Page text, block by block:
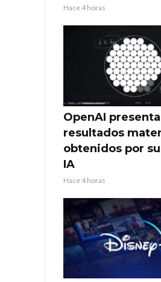
Hace 4 horas
OpenAI presenta
resultados
obtenidos por
IA
Hace 4 horas